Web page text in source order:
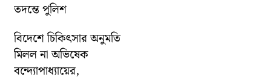
তদন্তে পুলিশ
বিদেশে চিকিৎসার অনুমতি
মিলল না অভিষেক
বন্দ্যোপাধ্যায়ের,